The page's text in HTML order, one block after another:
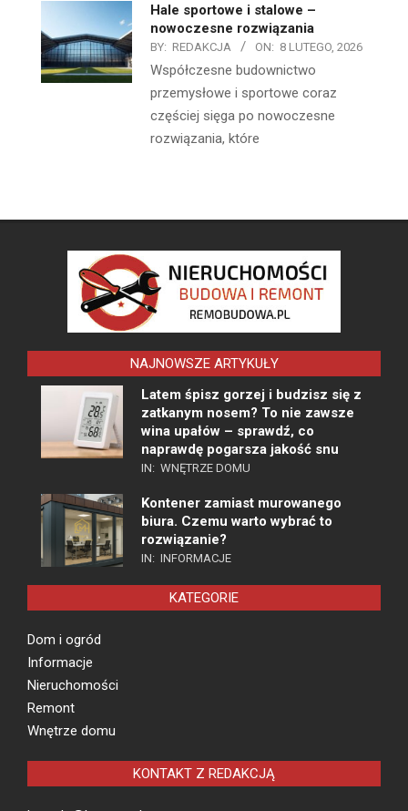
Hale sportowe i stalowe –
nowoczesne rozwiązania
BY: REDAKCJA ON: 8 LUTEGO, 2026
Współczesne budownictwo
przemysłowe i sportowe coraz
częściej sięga po nowoczesne
rozwiązania, które
NAJNOWSZE ARTYKUŁY
Latem śpisz gorzej i budzisz się z
zatkanym nosem? To nie zawsze
wina upałów – sprawdź, co
naprawdę pogarsza jakość snu
IN: WNĘTRZE DOMU
Kontener zamiast murowanego
biura. Czemu warto wybrać to
rozwiązanie?
IN: INFORMACJE
KATEGORIE
Dom i ogród
Informacje
Nieruchomości
Remont
Wnętrze domu
KONTAKT Z REDAKCJĄ